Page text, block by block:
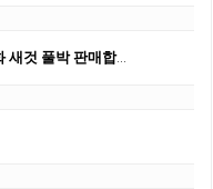
풀박 판매합니다.